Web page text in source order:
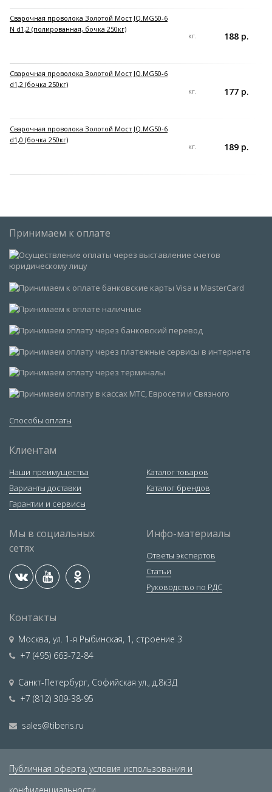
Сварочная проволока Золотой Мост JQ.MG50-6
N d1,2 (полированная, бочка 250кг)
кг. 188 р.
Сварочная проволока Золотой Мост JQ.MG50-6
d1,2 (бочка 250кг)
кг. 177 р.
Сварочная проволока Золотой Мост JQ.MG50-6
d1,0 (бочка 250кг)
кг. 189 р.
Принимаем к оплате
Способы оплаты
Клиентам
Наши преимущества
Варианты доставки
Гарантии и сервисы
Каталог товаров
Каталог брендов
Мы в социальных
сетях
Инфо-материалы
Ответы экспертов
Статьи
Руководство по РДС
Контакты
Москва, ул. 1-я Рыбинская, 1, строение 3
+7 (495) 663-72-84
Санкт-Петербург, Софийская ул., д.8к3Д
+7 (812) 309-38-95
sales@tiberis.ru
Публичная оферта, условия использования и